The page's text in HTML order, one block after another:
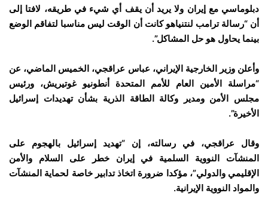
دبلوماسي مع إيران ولا يريد أن يقف أي شيء في طريقه، لافتا إلى
أن “رسالة ترامب لنتنياهو كانت أن الوقت ليس مناسبا لتفاقم الوضع
بينما يحاول هو حل المشاكل”.
وأعلن وزير الخارجية الإيراني، عباس عراقجي، الخميس الماضي، عن
“مراسلة الأمين العام للأمم المتحدة أنطونيو غوتيريش، ورئيس
مجلس الأمن ومدير وكالة الطاقة الذرية بشأن تهديدات إسرائيل
الأخيرة”.
وقال عراقجي، في رسالته، إن “تهديد إسرائيل بالهجوم على
المنشآت النووية السلمية في إيران خطر على السلام والأمن
الإقليمي والدولي”، مؤكدا ضرورة اتخاذ تدابير خاصة لحماية المنشآت
والمواد النووية الإيرانية.